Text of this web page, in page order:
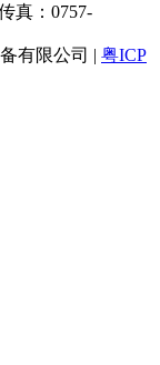
真：0757-
有限公司 | 粤ICP